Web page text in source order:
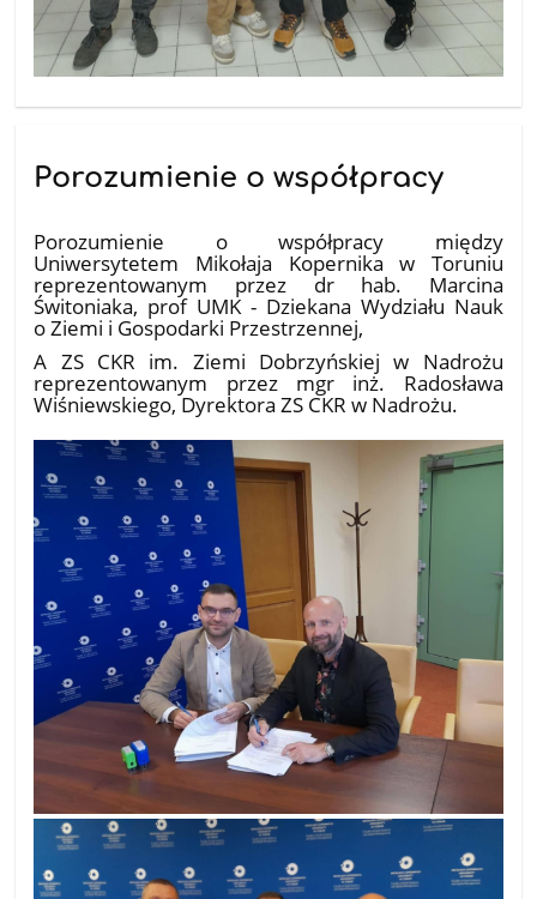
Porozumienie o współpracy
Porozumienie o współpracy między
Uniwersytetem Mikołaja Kopernika w Toruniu
reprezentowanym przez dr hab. Marcina
Świtoniaka, prof UMK - Dziekana Wydziału Nauk
o Ziemi i Gospodarki Przestrzennej,
A ZS CKR im. Ziemi Dobrzyńskiej w Nadrożu
reprezentowanym przez mgr inż. Radosława
Wiśniewskiego, Dyrektora ZS CKR w Nadrożu.